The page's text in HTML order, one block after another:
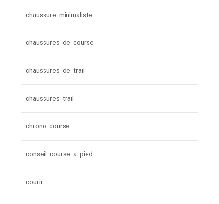
chaussure minimaliste
chaussures de course
chaussures de trail
chaussures trail
chrono course
conseil course a pied
courir